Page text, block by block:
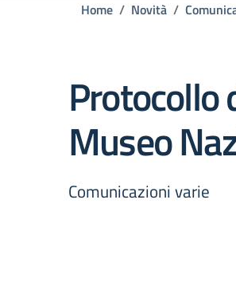
Home Novità
Protocollo
Museo
Comunicazioni varie